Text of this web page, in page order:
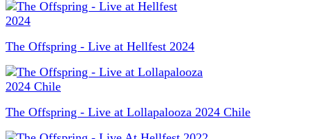
The Offspring - Live at Hellfest 2024
The Offspring - Live at Lollapalooza 2024 Chile